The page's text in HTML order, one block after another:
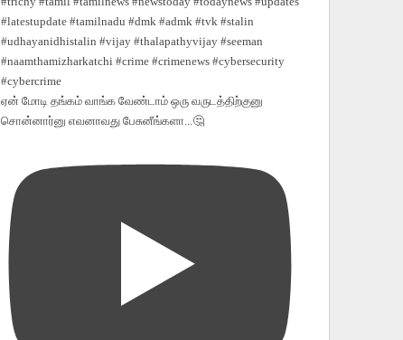
ஏன் மோடி தங்கம் வாங்க வேண்டாம் ஒரு வருடத்திற்குனு
சொன்னார்னு எவனாவது பேசுனீங்களா...🤔